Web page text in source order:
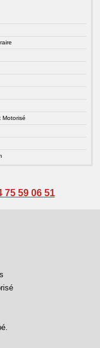
Motorisé
75 59 06 51